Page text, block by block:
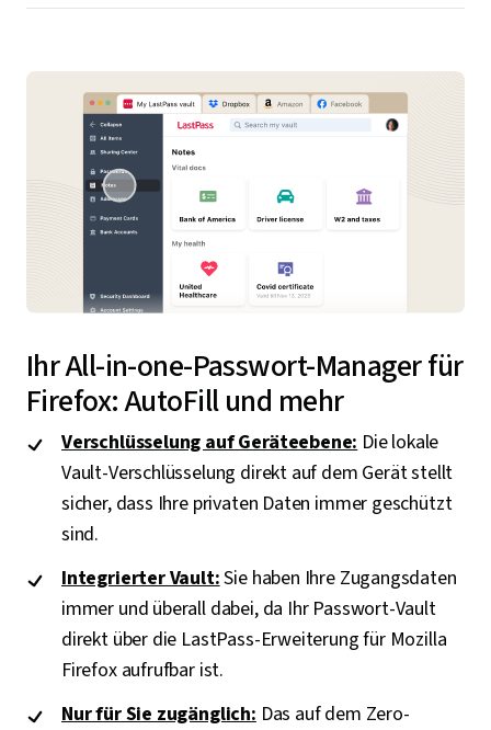
Ihr All-in-one-Passwort-Manager für
Firefox: AutoFill und mehr
Verschlüsselung auf Geräteebene:Die lokale
Vault-Verschlüsselung direkt auf dem Gerät stellt
sicher, dass Ihre privaten Daten immer geschützt
sind.
Integrierter Vault:Sie haben Ihre Zugangsdaten
immer und überall dabei, da Ihr Passwort-Vault
direkt über die LastPass-Erweiterung für Mozilla
Firefox aufrufbar ist.
Nur für Sie zugänglich:Das auf dem Zero-